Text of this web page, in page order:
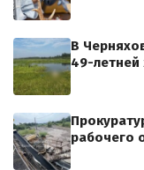
В
49-
рабочего